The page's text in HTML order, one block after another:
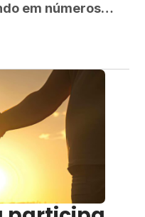
em números
a feira
em relação aos
que totalizaram
também
dias, 320,5 mil